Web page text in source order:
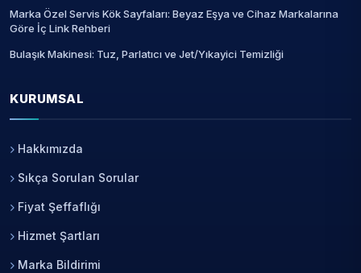
Marka Özel Servis Kök Sayfaları: Beyaz Eşya ve Cihaz Markalarına
Göre İç Link Rehberi
Bulaşık Makinesi: Tuz, Parlatıcı ve Jet/Yıkayici Temizliği
KURUMSAL
Hakkımızda
Sıkça Sorulan Sorular
Fiyat Şeffaflığı
Hizmet Şartları
Marka Bildirimi